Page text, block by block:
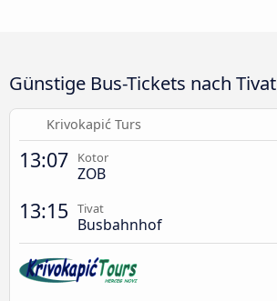
Günstige Bus-Tickets nach Tivat
Krivokapić Turs
13:07 Kotor
ZOB
13:15 Tivat
Busbahnhof